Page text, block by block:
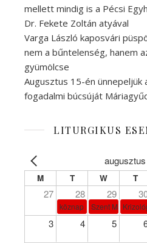
mellett mindig is a Pécsi
Dr. Fekete Zoltán atyával
Varga László kaposvári
nem a bűntelenség, hanem
gyümölcse
Augusztus 15-én ünnepeljük
fogadalmi búcsúját
LITURGIKUS
M T W T
27 28 29
köznap Szent Márta,
3 4 5